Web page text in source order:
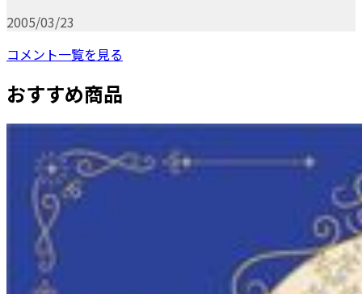
2005/03/23
コメント一覧を見る
おすすめ商品